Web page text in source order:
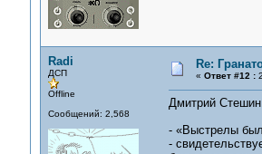
Radi
ДСП
Offline
Сообщений: 2,568
Re:
« Ответ #12 :
Дмитрий
- «Выстрелы
-